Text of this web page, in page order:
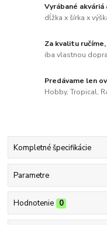
Vyrábané
dĺžka x šírka x
Za kvalitu
iba vlastnou
Predávame len
Hobby, Tropical,
Kompletné špecifikácie
Parametre
Hodnotenie 0